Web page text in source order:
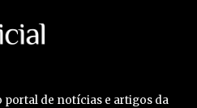
portal de notícias e artigos da